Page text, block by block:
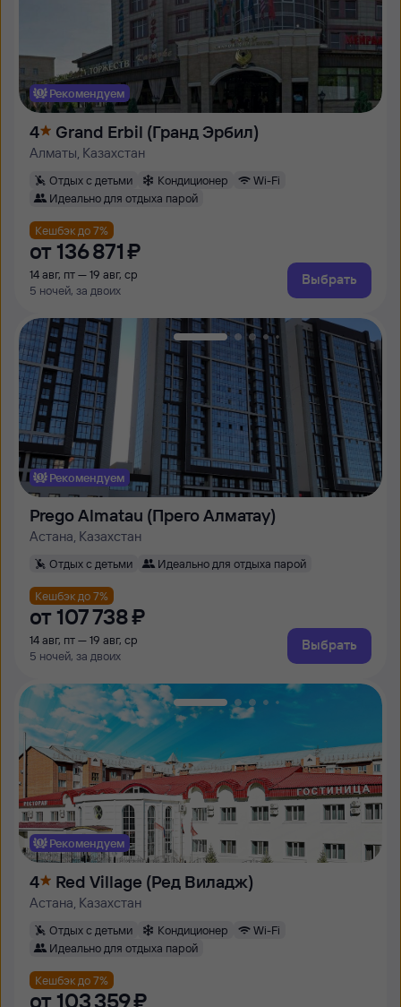
Рекомендуем
4 Grand Erbil (Гранд Эрбил)
Алматы, Казахстан
Отдых с детьми Кондиционер
Wi-Fi
Идеально для отдыха парой
Кешбэк до 7%
от 136 ⁠871 ⁠₽
14 авг, пт — 19 авг, ср
5 ночей, за двоих
Выбрать
Рекомендуем
Prego Almatau (Прего Алматау)
Астана, Казахстан
Отдых с детьми Идеально для отдыха парой
Кешбэк до 7%
от 107 ⁠738 ⁠₽
14 авг, пт — 19 авг, ср
5 ночей, за двоих
Выбрать
Рекомендуем
4 Red Village (Ред Виладж)
Астана, Казахстан
Отдых с детьми Кондиционер
Wi-Fi
Идеально для отдыха парой
Кешбэк до 7%
от 103 ⁠359 ⁠₽